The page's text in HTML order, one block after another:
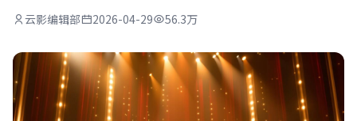
云影编辑部 2026-04-29 56.3万